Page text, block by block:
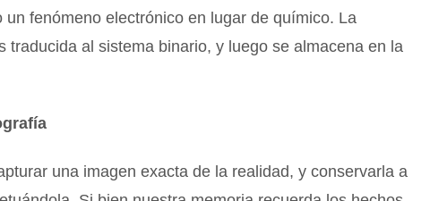
un fenómeno electrónico en lugar de químico. La
traducida al sistema binario, y luego se almacena en la
una imagen exacta de la realidad, y conservarla a